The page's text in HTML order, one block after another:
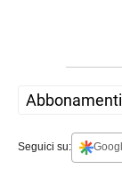
Abbonamenti
Seguici su: